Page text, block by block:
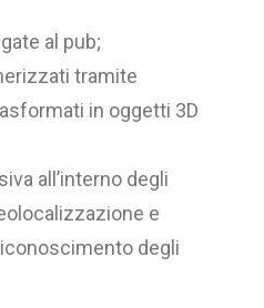
al pub;
tramite
in oggetti 3D
all’interno degli
e
degli